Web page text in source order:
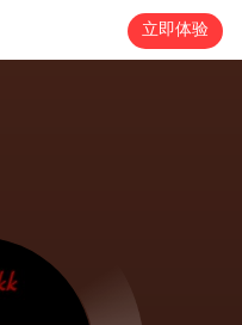
立即体验